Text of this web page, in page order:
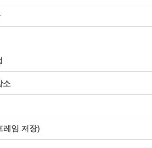
소
레임 저장)